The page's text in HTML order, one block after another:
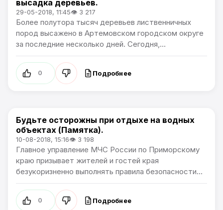
высадка деревьев.
29-05-2018, 11:45👁 3 217
Более полутора тысяч деревьев лиственничных
пород высажено в Артемовском городском округе
за последние несколько дней. Сегодня,...
0 Подробнее
Общество
Будьте осторожны при отдыхе на водных
объектах (Памятка).
10-08-2018, 15:16👁 3 198
Главное управление МЧС России по Приморскому
краю призывает жителей и гостей края
безукоризненно выполнять правила безопасности...
0 Подробнее